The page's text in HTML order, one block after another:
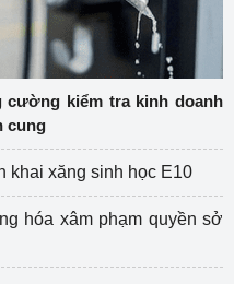
cường kiểm tra kinh doanh
cung
khai xăng sinh học E10
hóa xâm phạm quyền sở